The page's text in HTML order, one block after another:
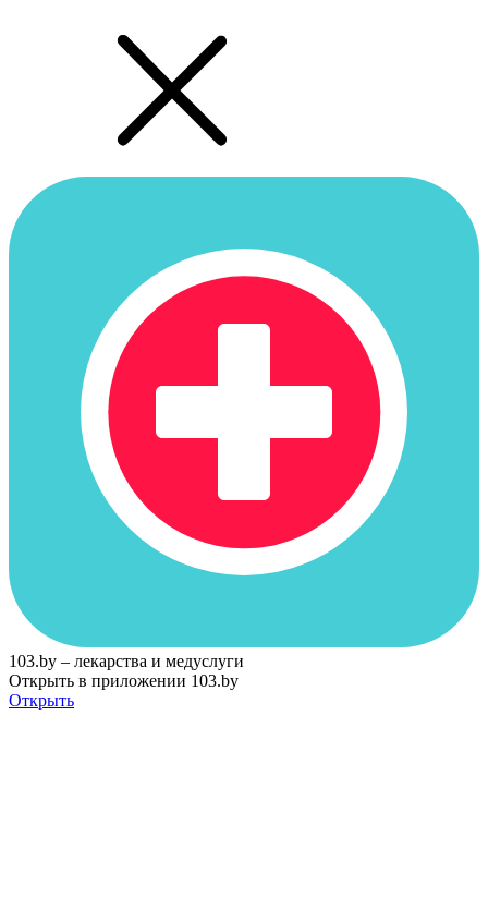
103.by – лекарства и медуслуги
Открыть в приложении 103.by
Открыть